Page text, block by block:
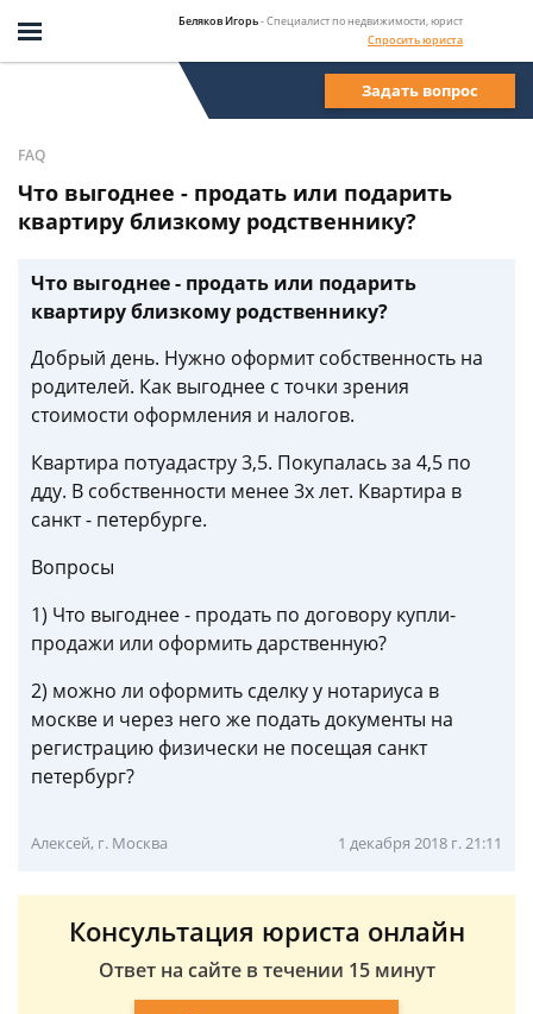
Беляков Игорь- Специалист по недвижимости, юрист
Спросить юриста
Задать вопрос
FAQ
Что выгоднее - продать или подарить
квартиру близкому родственнику?
Что выгоднее - продать или подарить
квартиру близкому родственнику?
Добрый день. Нужно оформит собственность на
родителей. Как выгоднее с точки зрения
стоимости оформления и налогов.
Квартира потуадастру 3,5. Покупалась за 4,5 по
дду. В собственности менее 3х лет. Квартира в
санкт - петербурге.
Вопросы
1) Что выгоднее - продать по договору купли-
продажи или оформить дарственную?
2) можно ли оформить сделку у нотариуса в
москве и через него же подать документы на
регистрацию физически не посещая санкт
петербург?
Алексей, г. Москва 1 декабря 2018 г. 21:11
Консультация юриста онлайн
Ответ на сайте в течении 15 минут